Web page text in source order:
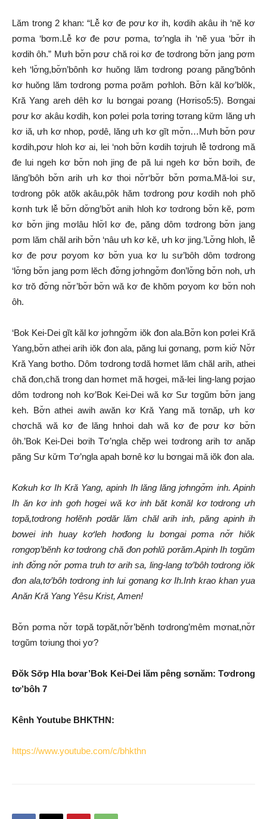
Lăm trong 2 khan: “Lê̆ kơ đe pơư kơ ih, kơdih akâu ih ‘nĕ kơ
pơma ‘bơm.Lê̆ kơ đe pơư pơma, tơ’ngla ih ‘nĕ yua ‘bơ̆r ih
kơdih ôh.” Mưh bơ̆n pơư chă roi kơ đe tơdrong bơ̆n jang pơm
keh ‘lơ̆ng,bơ̆n’bônh kơ huŏng lăm tơdrong pơang păng’bônh
kơ huŏng lăm tơdrong pơma pơăm pơhloh. Bơ̆n kăl kơ’blŏk,
Kră Yang areh dêh kơ lu bơngai pơang (Hơriso5:5). Bơngai
pơư kơ akâu kơdih, kon pơlei pơla tơring tơrang kư̆m lăng ưh
kơ iă, ưh kơ nhop, pơdê, lăng ưh kơ gĭt mơ̆n…Mưh bơ̆n pơư
kơdih,pơư hloh kơ ai, lei ‘noh bơ̆n kơdih tơjruh lê̆ tơdrong mă
đe lui ngeh kơ bơ̆n noh jing đe pă lui ngeh kơ bơ̆n bơih, đe
lăng’bôh bơ̆n arih ưh kơ thoi nơ̆r‘bơ̆r bơ̆n pơma.Mă-loi sư,
tơdrong pôk atŏk akâu,pôk hăm tơdrong pơư kơdih noh phŏ
kơnh tưk lê̆ bơ̆n dơ̆ng’bơ̆t anih hloh kơ tơdrong bơ̆n kĕ, pơm
kơ bơ̆n jing mơlâu hlơ̆l kơ đe, păng dôm tơdrong bơ̆n jang
pơm lăm chăl arih bơ̆n ‘nâu ưh kơ kĕ, ưh kơ jing.’Lơ̆ng hloh, lê̆
kơ đe pơư pơyom kơ bơ̆n yua kơ lu sư’bôh dôm tơdrong
‘lơ̆ng bơ̆n jang pơm lĕch đơ̆ng jơhngơ̆m đon’lơ̆ng bơ̆n noh, ưh
kơ trŏ đơ̆ng nơ̆r’bơ̆r bơ̆n wă kơ đe khŏm pơyom kơ bơ̆n noh
ôh.
‘Bok Kei-Dei gĭt kăl kơ jơhngơ̆m iŏk đon ala.Bơ̆n kon pơlei Kră
Yang,bơ̆n athei arih iŏk đon ala, păng lui gơnang, pơm kiơ̆ Nơ̆r
Kră Yang bơtho. Dôm tơdrong tơdă hơmet lăm chăl arih, athei
chă đon,chă trong dan hơmet mă hơgei, mă-lei ling-lang pơjao
dôm tơdrong noh kơ’Bok Kei-Dei wă kơ Sư tơgŭm bơ̆n jang
keh. Bơ̆n athei awih awăn kơ Kră Yang mă tơnăp, ưh kơ
chơchă wă kơ đe lăng hnhoi dah wă kơ đe pơư kơ bơ̆n
ôh.’Bok Kei-Dei bơih Tơ’ngla chĕp wei tơdrong arih tơ anăp
păng Sư kư̆m Tơ’ngla apah bơnê kơ lu bơngai mă iŏk đon ala.
Kơkuh kơ Ih Kră Yang, apinh Ih lăng lăng jơhngơ̆m inh. Apinh
Ih ăn kơ inh gơh hơgei wă kơ inh băt kơnăl kơ tơdrong ưh
tơpă,tơdrong hơlĕnh pơdăr lăm chăl arih inh, păng apinh ih
bơwei inh huay kơ‘leh hơđong lu bơngai pơma nơ̆r hiôk
rơngơp’bĕnh kơ tơdrong chă đon pơhlŭ pơrăm.Apinh Ih tơgŭm
inh đơ̆ng nơ̆r pơma truh tơ arih sa, ling-lang tơ’bôh tơdrong iŏk
đon ala,tơ’bôh tơdrong inh lui gơnang kơ Ih.Inh krao khan yua
Anăn Kră Yang Yêsu Krist, Amen!
Bơ̆n pơma nơ̆r tơpă tơpăt,nơ̆r’bĕnh tơdrong’mêm mơnat,nơ̆r
tơgŭm tơiung thoi yơ?
Đŏk Sơ̆p Hla bơar’Bok Kei-Dei lăm pêng sơnăm: Tơdrong
tơ’bôh 7
Kênh Youtube BHKTHN:
https://www.youtube.com/c/bhkthn